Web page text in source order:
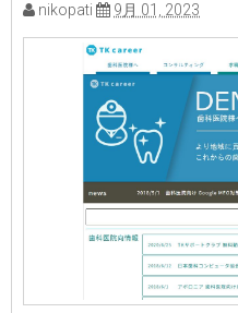
nikopati 9月 01, 2023